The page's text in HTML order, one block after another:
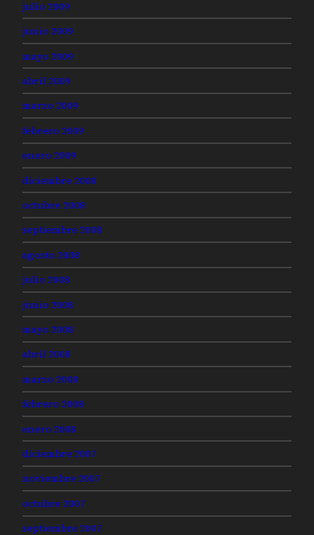
julio 2009
junio 2009
mayo 2009
abril 2009
marzo 2009
febrero 2009
enero 2009
diciembre 2008
octubre 2008
septiembre 2008
agosto 2008
julio 2008
junio 2008
mayo 2008
abril 2008
marzo 2008
febrero 2008
enero 2008
diciembre 2007
noviembre 2007
octubre 2007
septiembre 2007